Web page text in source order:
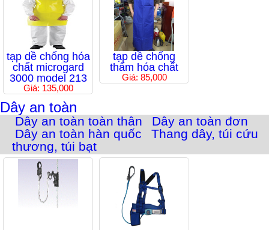
tạp dề chống hóa
chất microgard
3000 model 213
Giá: 135,000
tạp dề chống
thấm hóa chất
Giá: 85,000
Dây an toàn
Dây an toàn toàn thân
Dây an toàn đơn
Dây an toàn hàn quốc
Thang dây, túi cứu
thương, túi bạt